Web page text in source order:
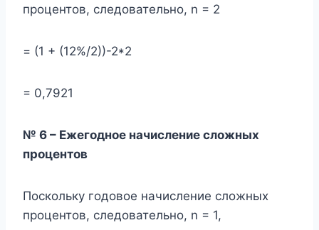
процентов, следовательно, n = 2
= (1 + (12%/2))-2*2
= 0,7921
№ 6 – Ежегодное начисление сложных
процентов
Поскольку годовое начисление сложных
процентов, следовательно, n = 1,